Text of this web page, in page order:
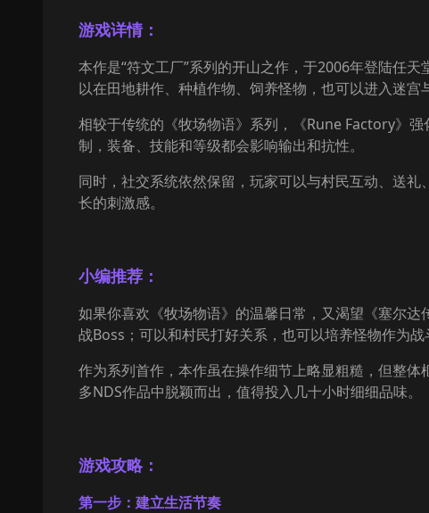
游戏详情：
本作是“符文工厂”系列的开山之作，于2006年登陆任
以在田地耕作、种植作物、饲养怪物，也可以进入迷宫
相较于传统的《牧场物语》系列，《Rune Factory》
制，装备、技能和等级都会影响输出和抗性。
同时，社交系统依然保留，玩家可以与村民互动、送
长的刺激感。
小编推荐：
如果你喜欢《牧场物语》的温馨日常，又渴望《塞尔
战Boss；可以和村民打好关系，也可以培养怪物作为
作为系列首作，本作虽在操作细节上略显粗糙，但整
多NDS作品中脱颖而出，值得投入几十小时细细品味。
游戏攻略：
第一步：建立生活节奏